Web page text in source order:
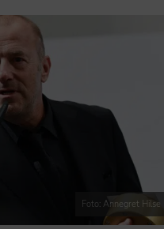
Foto: Annegret Hilse